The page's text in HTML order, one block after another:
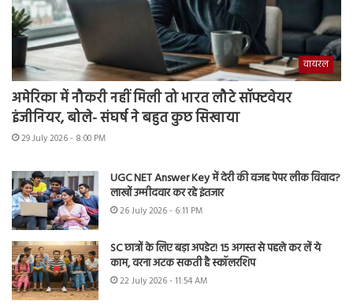
वायरल
अमेरिका में नौकरी नहीं मिली तो भारत लौटे सॉफ्टवेयर
इंजीनियर, बोले- संघर्ष ने बहुत कुछ सिखाया
29 July 2026 - 8:00 PM
UGC NET Answer Key में देरी की वजह पेपर लीक विवाद?
लाखों उम्मीदवार कर रहे इंतजार
26 July 2026 - 6:11 PM
SC छात्रों के लिए बड़ा अपडेट! 15 अगस्त से पहले कर लें ये
काम, वरना अटक सकती है स्कॉलरशिप
22 July 2026 - 11:54 AM